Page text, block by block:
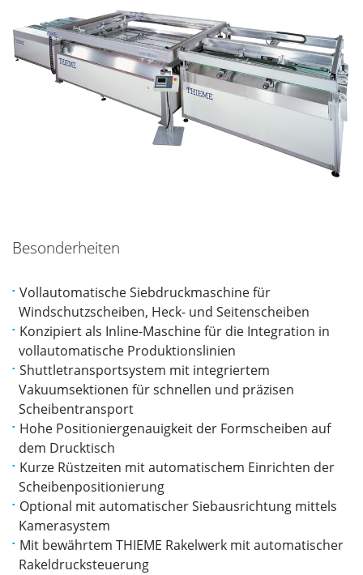
Besonderheiten
Vollautomatische Siebdruckmaschine für
Windschutzscheiben, Heck- und Seitenscheiben
Konzipiert als Inline-Maschine für die Integration in
vollautomatische Produktionslinien
Shuttletransportsystem mit integriertem
Vakuumsektionen für schnellen und präzisen
Scheibentransport
Hohe Positioniergenauigkeit der Formscheiben auf
dem Drucktisch
Kurze Rüstzeiten mit automatischem Einrichten der
Scheibenpositionierung
Optional mit automatischer Siebausrichtung mittels
Kamerasystem
Mit bewährtem THIEME Rakelwerk mit automatischer
Rakeldrucksteuerung